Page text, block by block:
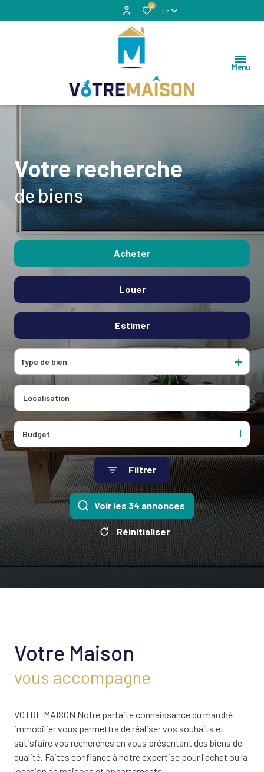
0
Fr
Menu
Votre recherche
de biens
Acheter
De l'immo pro
Louer
Estimer
Type de bien
Budget
Filtrer
Voir les 34 annonces
Réinitialiser
Votre Maison
vous accompagne
VOTRE MAISON Notre parfaite connaissance du marché
immobilier vous permettra de réaliser vos souhaits et
satisfaire vos recherches en vous présentant des biens de
qualité. Faites confiance à notre expertise pour l'achat ou la